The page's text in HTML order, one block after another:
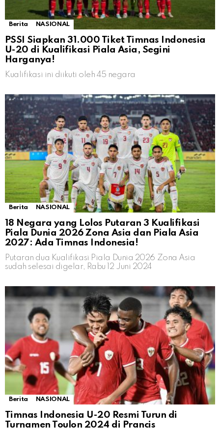
Berita NASIONAL
PSSI Siapkan 31.000 Tiket Timnas Indonesia
U-20 di Kualifikasi Piala Asia, Segini
Harganya!
Kualifikasi ini diikuti oleh 45 negara
Berita NASIONAL
18 Negara yang Lolos Putaran 3 Kualifikasi
Piala Dunia 2026 Zona Asia dan Piala Asia
2027: Ada Timnas Indonesia!
Putaran dua Kualifikasi Piala Dunia 2026 Zona Asia
sudah selesai digelar, Rabu 12 Juni 2024
Berita NASIONAL
Timnas Indonesia U-20 Resmi Turun di
Turnamen Toulon 2024 di Prancis